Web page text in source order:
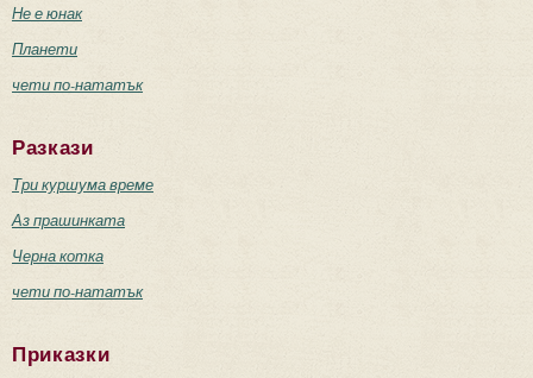
Не е юнак
Планети
чети по-нататък
Разкази
Три куршума време
Аз прашинката
Черна котка
чети по-нататък
Приказки